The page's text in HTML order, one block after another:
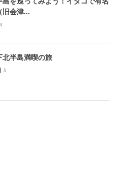
旧会津...
4
北半島満喫の旅
5